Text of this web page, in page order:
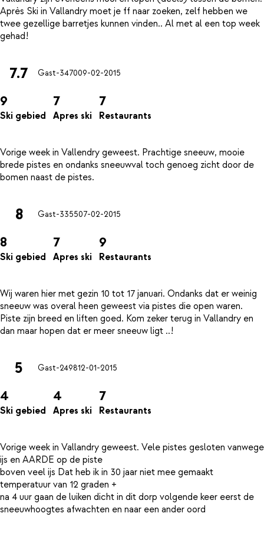
Après Ski in Vallandry moet je ff naar zoeken, zelf hebben we
twee gezellige barretjes kunnen vinden.. Al met al een top week
7.7 Gast-347009-02-2015
9
Ski gebied
7
Apres ski
7
Restaurants
Vorige week in Vallendry geweest. Prachtige sneeuw, mooie
brede pistes en ondanks sneeuwval toch genoeg zicht door de
8 Gast-335507-02-2015
8
Ski gebied
7
Apres ski
9
Restaurants
Wij waren hier met gezin 10 tot 17 januari. Ondanks dat er weinig
sneeuw was overal heen geweest via pistes die open waren.
Piste zijn breed en liften goed. Kom zeker terug in Vallandry en
5 Gast-249812-01-2015
4
Ski gebied
4
Apres ski
7
Restaurants
Vorige week in Vallandry geweest. Vele pistes gesloten vanwege
ijs en AARDE op de piste
boven veel ijs Dat heb ik in 30 jaar niet mee gemaakt
temperatuur van 12 graden +
na 4 uur gaan de luiken dicht in dit dorp volgende keer eerst de